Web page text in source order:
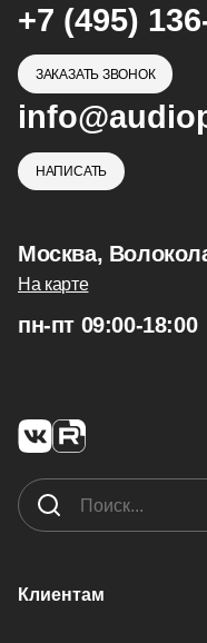
+7 (495)
ЗАКАЗАТЬ ЗВОНОК
НАПИСАТЬ
Москва,
На карте
пн-пт 09:00-18:00
Клиентам